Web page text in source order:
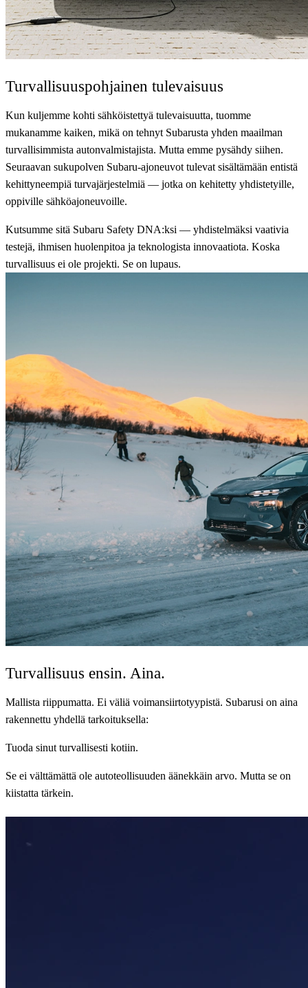
Turvallisuuspohjainen tulevaisuus
Kun kuljemme kohti sähköistettyä tulevaisuutta, tuomme
mukanamme kaiken, mikä on tehnyt Subarusta yhden maailman
turvallisimmista autonvalmistajista. Mutta emme pysähdy siihen.
Seuraavan sukupolven Subaru-ajoneuvot tulevat sisältämään entistä
kehittyneempiä turvajärjestelmiä — jotka on kehitetty yhdistetyille,
oppiville sähköajoneuvoille.
Kutsumme sitä Subaru Safety DNA:ksi — yhdistelmäksi vaativia
testejä, ihmisen huolenpitoa ja teknologista innovaatiota. Koska
turvallisuus ei ole projekti. Se on lupaus.
Turvallisuus ensin. Aina.
Mallista riippumatta. Ei väliä voimansiirtotyypistä. Subarusi on aina
rakennettu yhdellä tarkoituksella:
Tuoda sinut turvallisesti kotiin.
Se ei välttämättä ole autoteollisuuden äänekkäin arvo. Mutta se on
kiistatta tärkein.